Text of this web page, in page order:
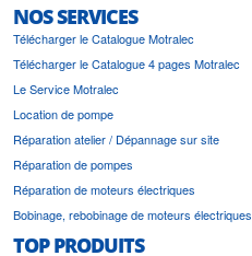
NOS SERVICES
Télécharger le Catalogue Motralec
Télécharger le Catalogue 4 pages Motralec
Le Service Motralec
Location de pompe
Réparation atelier / Dépannage sur site
Réparation de pompes
Réparation de moteurs électriques
Bobinage, rebobinage de moteurs électriques
TOP PRODUITS